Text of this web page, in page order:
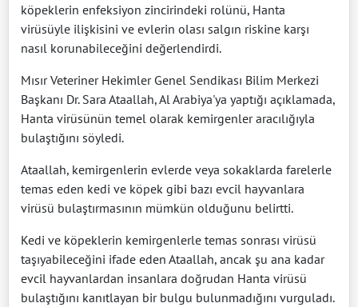
köpeklerin enfeksiyon zincirindeki rolünü, Hanta
virüsüyle ilişkisini ve evlerin olası salgın riskine karşı
nasıl korunabileceğini değerlendirdi.
Mısır Veteriner Hekimler Genel Sendikası Bilim Merkezi
Başkanı Dr. Sara Ataallah, Al Arabiya'ya yaptığı açıklamada,
Hanta virüsünün temel olarak kemirgenler aracılığıyla
bulaştığını söyledi.
Ataallah, kemirgenlerin evlerde veya sokaklarda farelerle
temas eden kedi ve köpek gibi bazı evcil hayvanlara
virüsü bulaştırmasının mümkün olduğunu belirtti.
Kedi ve köpeklerin kemirgenlerle temas sonrası virüsü
taşıyabileceğini ifade eden Ataallah, ancak şu ana kadar
evcil hayvanlardan insanlara doğrudan Hanta virüsü
bulaştığını kanıtlayan bir bulgu bulunmadığını vurguladı.